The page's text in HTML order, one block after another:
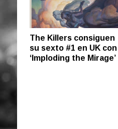
The Killers consiguen
su sexto #1 en UK con
‘Imploding the Mirage’